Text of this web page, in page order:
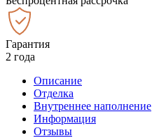
Гарантия
2 года
Описание
Отделка
Внутреннее наполнение
Информация
Отзывы